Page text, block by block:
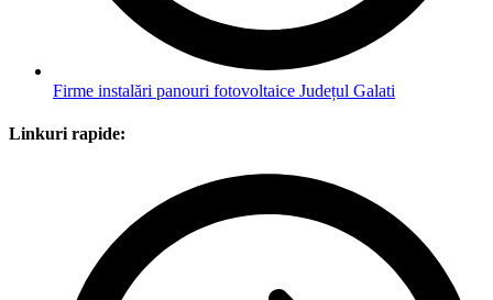
Firme instalări panouri fotovoltaice Județul Galati
Linkuri rapide: